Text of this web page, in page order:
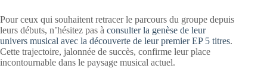
Pour ceux qui souhaitent retracer le parcours du groupe depuis
leurs débuts, n’hésitez pas à consulter la genèse de leur
univers musical avec la découverte de leur premier EP 5 titres.
Cette trajectoire, jalonnée de succès, confirme leur place
incontournable dans le paysage musical actuel.